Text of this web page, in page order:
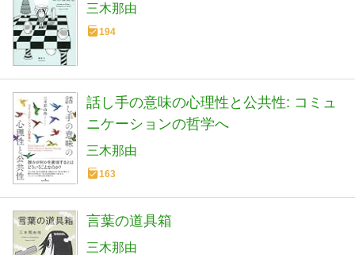
三木那由
194
話し手の意味の心理性と公共性: コミュ
ニケーションの哲学へ
三木那由
163
言葉の道具箱
三木那由